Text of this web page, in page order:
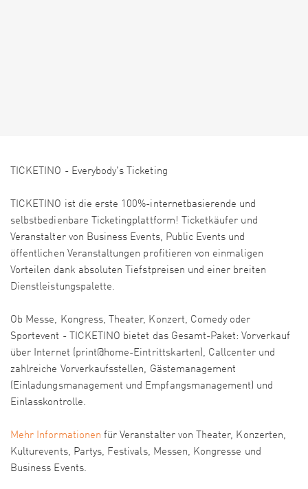
TICKETINO - Everybody's Ticketing
TICKETINO ist die erste 100%-internetbasierende und
selbstbedienbare Ticketingplattform! Ticketkäufer und
Veranstalter von Business Events, Public Events und
öffentlichen Veranstaltungen profitieren von einmaligen
Vorteilen dank absoluten Tiefstpreisen und einer breiten
Dienstleistungspalette.
Ob Messe, Kongress, Theater, Konzert, Comedy oder
Sportevent - TICKETINO bietet das Gesamt-Paket: Vorverkauf
über Internet (print@home-Eintrittskarten), Callcenter und
zahlreiche Vorverkaufsstellen, Gästemanagement
(Einladungsmanagement und Empfangsmanagement) und
Einlasskontrolle.
Mehr Informationen für Veranstalter von Theater, Konzerten,
Kulturevents, Partys, Festivals, Messen, Kongresse und
Business Events.